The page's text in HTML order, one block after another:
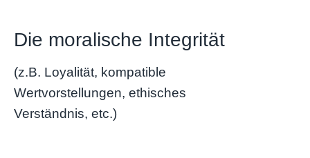
Die moralische Integrität
(z.B. Loyalität, kompatible
Wertvorstellungen, ethisches
Verständnis, etc.)